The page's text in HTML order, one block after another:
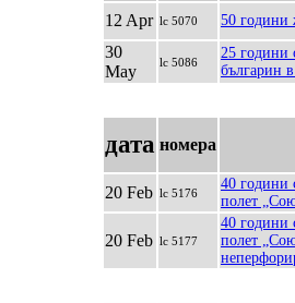
12 Apr lc 5070 50 години
30
May
lc 5086
25 години
българин
дата номера
20 Feb lc 5176
40 години
полет
20 Feb lc 5177
40 години
полет